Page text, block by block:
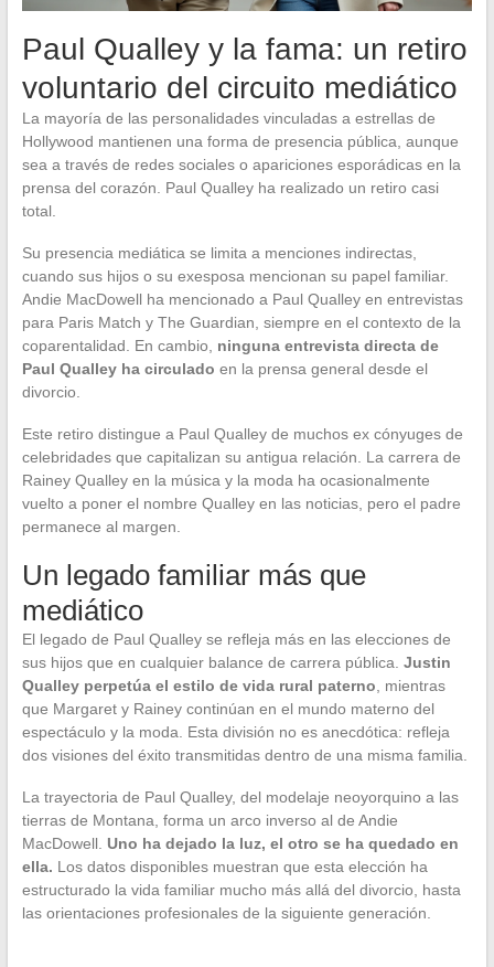
Paul Qualley y la fama: un retiro
voluntario del circuito mediático
La mayoría de las personalidades vinculadas a estrellas de
Hollywood mantienen una forma de presencia pública, aunque
sea a través de redes sociales o apariciones esporádicas en la
prensa del corazón. Paul Qualley ha realizado un retiro casi
total.
Su presencia mediática se limita a menciones indirectas,
cuando sus hijos o su exesposa mencionan su papel familiar.
Andie MacDowell ha mencionado a Paul Qualley en entrevistas
para Paris Match y The Guardian, siempre en el contexto de la
coparentalidad. En cambio, ninguna entrevista directa de
Paul Qualley ha circulado en la prensa general desde el
divorcio.
Este retiro distingue a Paul Qualley de muchos ex cónyuges de
celebridades que capitalizan su antigua relación. La carrera de
Rainey Qualley en la música y la moda ha ocasionalmente
vuelto a poner el nombre Qualley en las noticias, pero el padre
permanece al margen.
Un legado familiar más que
mediático
El legado de Paul Qualley se refleja más en las elecciones de
sus hijos que en cualquier balance de carrera pública. Justin
Qualley perpetúa el estilo de vida rural paterno, mientras
que Margaret y Rainey continúan en el mundo materno del
espectáculo y la moda. Esta división no es anecdótica: refleja
dos visiones del éxito transmitidas dentro de una misma familia.
La trayectoria de Paul Qualley, del modelaje neoyorquino a las
tierras de Montana, forma un arco inverso al de Andie
MacDowell. Uno ha dejado la luz, el otro se ha quedado en
ella. Los datos disponibles muestran que esta elección ha
estructurado la vida familiar mucho más allá del divorcio, hasta
las orientaciones profesionales de la siguiente generación.